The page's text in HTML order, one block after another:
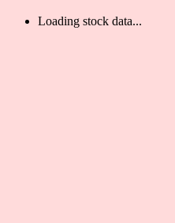
Loading stock data...